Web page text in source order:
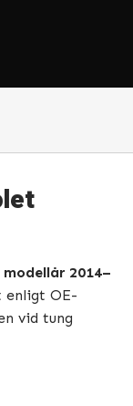
2014–
enligt OE-
vid tung